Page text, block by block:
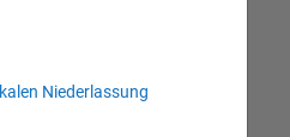
Niederlassung